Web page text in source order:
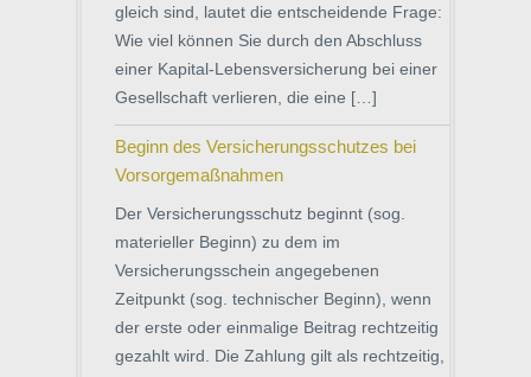
gleich sind, lautet die entscheidende Frage:
Wie viel können Sie durch den Abschluss
einer Kapital-Lebensversicherung bei einer
Gesellschaft verlieren, die eine […]
Beginn des Versicherungsschutzes bei
Vorsorgemaßnahmen
Der Versicherungsschutz beginnt (sog.
materieller Beginn) zu dem im
Versicherungsschein angegebenen
Zeitpunkt (sog. technischer Beginn), wenn
der erste oder einmalige Beitrag rechtzeitig
gezahlt wird. Die Zahlung gilt als rechtzeitig,